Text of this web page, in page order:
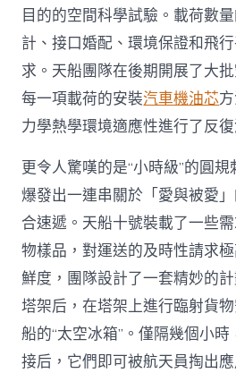
目的的空間科學試驗。載荷數
計、接口婚配、環境保證和飛
求。天船團隊在後期開展了大
每一項載荷的安裝汽車機油芯
力學熱學環境適應性進行了反
更令人驚嘆的是“小時級”的圓
爆發出一連串關於「愛與被愛
合速遞。天船十號裝載了一些
物樣品，對運送的及時性請求
鮮度，團隊設計了一套精妙的
塔架后，在塔架上進行臨射貨
船的“太空冰箱”。僅隔幾個小
接后，它們即可被航天員掏出應